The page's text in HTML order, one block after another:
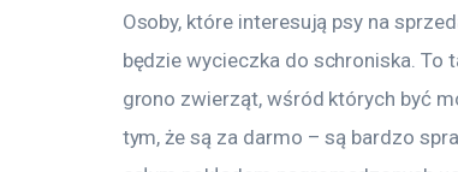
Osoby, które interesują psy na
będzie wycieczka do schroniska. To
grono zwierząt, wśród których być
tym, że są za darmo – są bardzo